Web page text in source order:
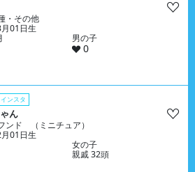
・その他
01日生
男の子
0
インスタ
ん
ンド （ミニチュア）
01日生
女の子
親戚 32頭